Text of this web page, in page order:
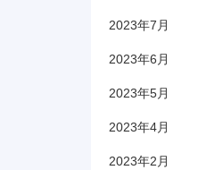
2023年7月
2023年6月
2023年5月
2023年4月
2023年2月